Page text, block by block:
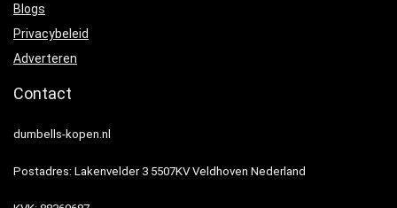
Blogs
Privacybeleid
Adverteren
Contact
dumbells-kopen.nl
Postadres: Lakenvelder 3 5507KV Veldhoven Nederland